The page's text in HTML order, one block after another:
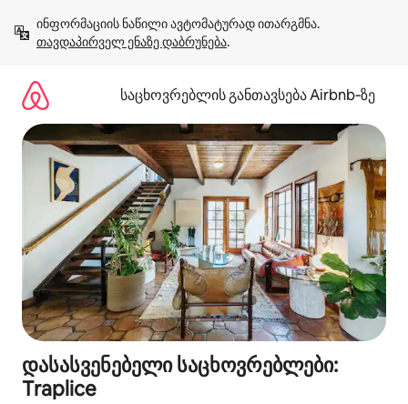
გადასვლა
თავდაპირველ ენაზე დაბრუნება.
საცხოვრებლის განთავსება Airbnb‑ზე
დასასვენებელი საცხოვრებლები:
Traplice